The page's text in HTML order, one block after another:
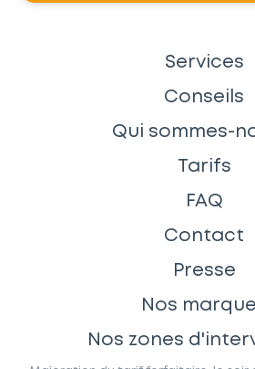
Services
Conseils
Qui sommes-
Tarifs
FAQ
Contact
Presse
Nos
Nos zones